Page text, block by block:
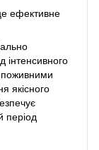
ефективне
інтенсивного
поживними
якісного
період